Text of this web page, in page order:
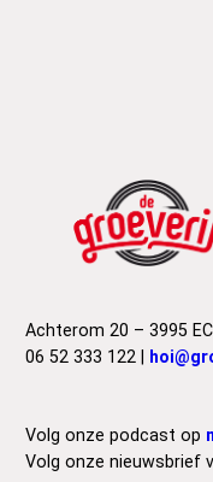
Achterom 20 – 3995
06 52 333 122 |
Volg onze podcast op
Volg onze nieuwsbrief